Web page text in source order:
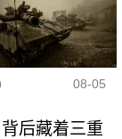
08-05
后藏着三重